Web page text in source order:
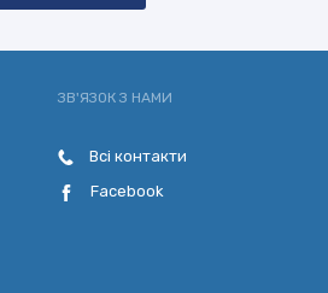
ЗВ'ЯЗОК З НАМИ
Всі контакти
Facebook